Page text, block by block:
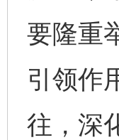
要隆重
引领作
往，深